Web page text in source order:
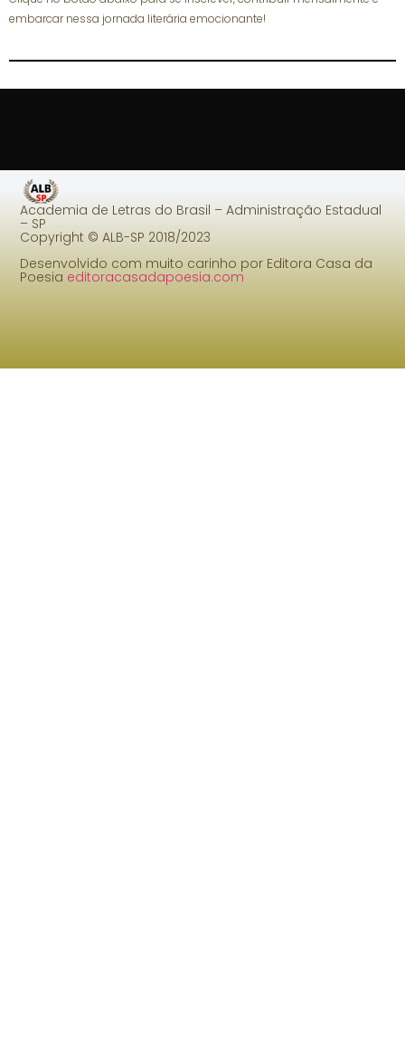
embarcar nessa jornada literária emocionante!
Academia de Letras do Brasil – Administração Estadual
– SP
Copyright © ALB-SP 2018/2023
Desenvolvido com muito carinho por Editora Casa da
Poesia editoracasadapoesia.com